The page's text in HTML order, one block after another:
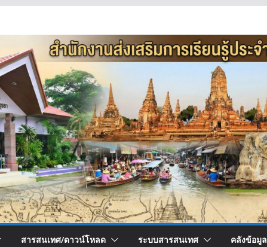
สารสนเทศ/ดาวน์โหลด ระบบสารสนเทศ คลังข้อมูล